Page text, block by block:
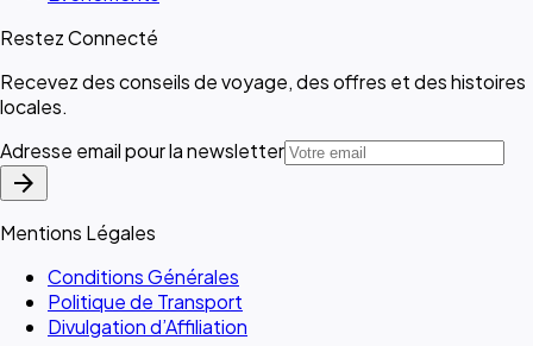
Restez Connecté
Recevez des conseils de voyage, des offres et des histoires
locales.
Adresse email pour la newsletter
arrow_forward
Mentions Légales
Conditions Générales
Politique de Transport
Divulgation d’Affiliation